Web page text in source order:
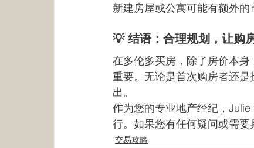
新建房屋或公寓可能有额外
💡 结语：合理规划，让购
在多伦多买房，除了房价本身
重要。无论是首次购房者还
出。
作为您的专业地产经纪，
行。如果您有任何疑问或需要
交易攻略